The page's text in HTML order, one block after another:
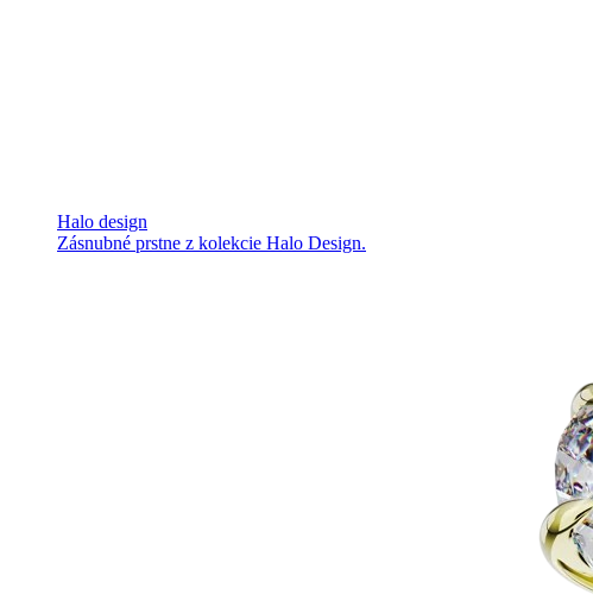
Halo design
Zásnubné prstne z kolekcie Halo Design.